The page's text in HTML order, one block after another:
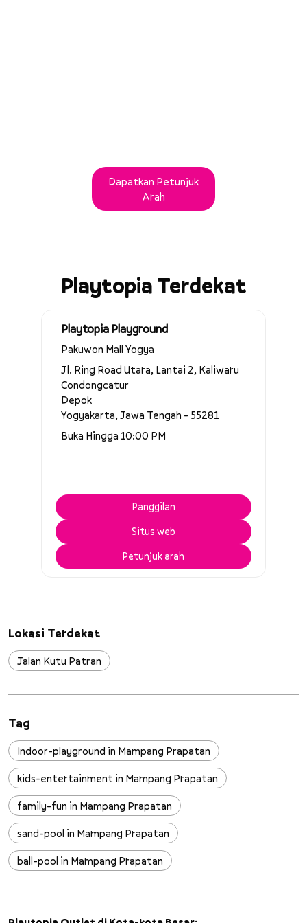
Dapatkan Petunjuk
Arah
Playtopia Terdekat
Playtopia Playground
Pakuwon Mall Yogya
Jl. Ring Road Utara, Lantai 2, Kaliwaru
Condongcatur
Depok
Yogyakarta, Jawa Tengah - 55281
Buka Hingga 10:00 PM
Panggilan
Situs web
Petunjuk arah
Lokasi Terdekat
Jalan Kutu Patran
Tag
Indoor-playground in Mampang Prapatan
kids-entertainment in Mampang Prapatan
family-fun in Mampang Prapatan
sand-pool in Mampang Prapatan
ball-pool in Mampang Prapatan
wall-climbing in Mampang Prapatan